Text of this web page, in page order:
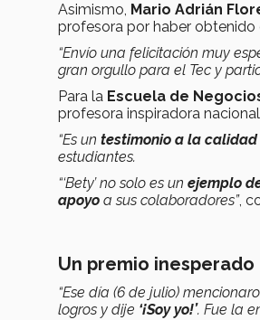
Asimismo, Mario Adrián
profesora por haber
“Envío una felicitación muy
gran orgullo para el Tec y
Para la Escuela de
profesora inspiradora
“Es un testimonio a la calidad
estudiantes.
“‘Bety’ no solo es un ejemplo
apoyo a sus colaboradores”,
Un premio inesperado
“Ese día (6 de julio)
logros y dije ‘¡Soy yo!’. Fue la